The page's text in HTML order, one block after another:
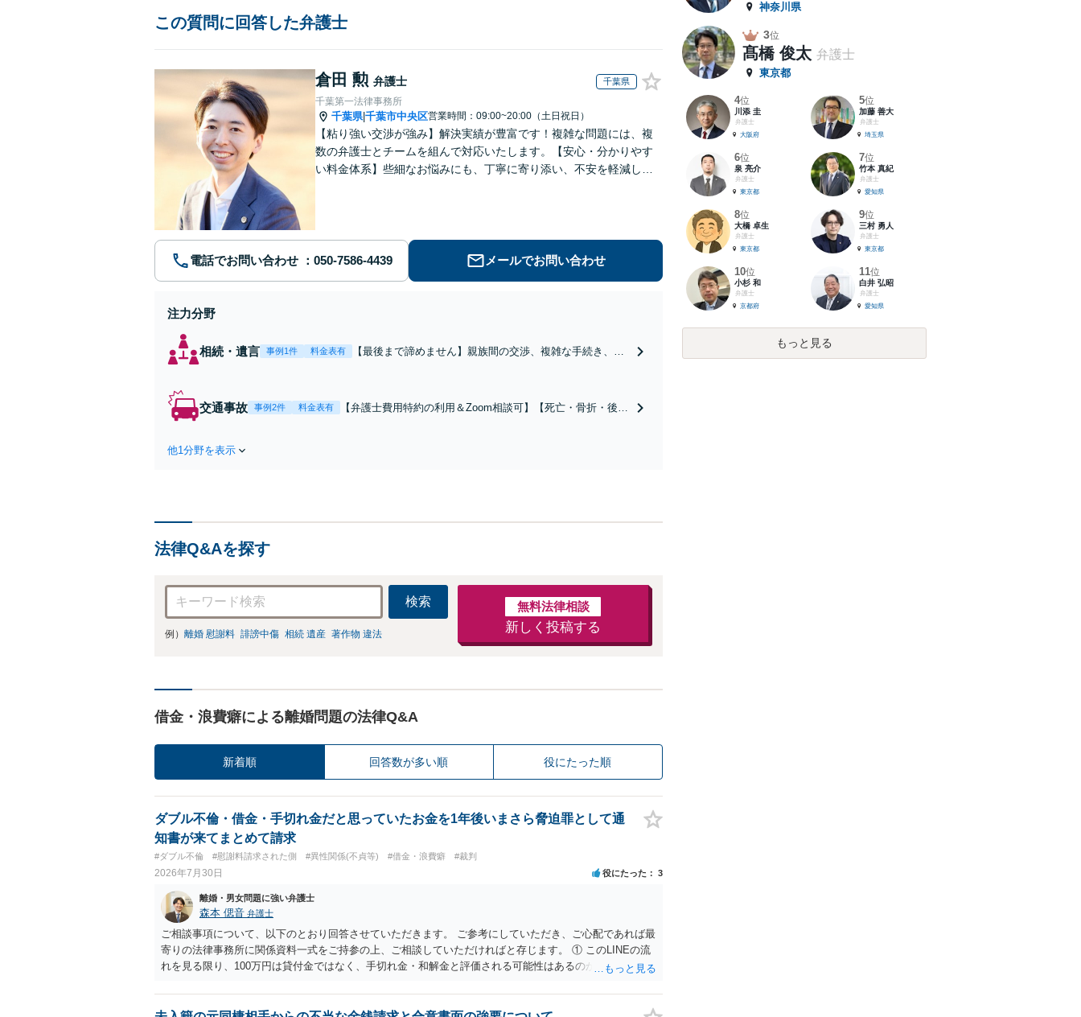
この質問に回答した弁護士
倉田 勲 弁護士 千葉県
千葉第一法律事務所
千葉県|千葉市中央区営業時間：09:00~20:00（土日祝日）
【粘り強い交渉が強み】解決実績が豊富です！複雑な問題には、複
数の弁護士とチームを組んで対応いたします。【安心・分かりやす
い料金体系】些細なお悩みにも、丁寧に寄り添い、不安を軽減しま
電話でお問い合わせ メールでお問い合わせ
注力分野
相続・遺言 事例1件 料金表有
【最後まで諦めません】親族間の交渉、複雑な手続き、全
能。【JR千葉駅近く】駐車場あり
交通事故 事例2件 料金表有
【弁護士費用特約の利用＆Zoom相談可】【死亡・骨折・後遺
他1分野を表示
法律Q&Aを探す
検索
例） 離婚 慰謝料 誹謗中傷 相続 遺産 著作物 違法
無料法律相談
新しく投稿する
借金・浪費癖による離婚問題の法律Q&A
新着順 回答数が多い順 役にたった順
ダブル不倫・借金・手切れ金だと思っていたお金を1年後いまさら脅迫罪として通
知書が来てまとめて請求
#ダブル不倫 #慰謝料請求された側 #異性関係(不貞等) #借金・浪費癖 #裁判
2026年7月30日 役にたった 3
離婚・男女問題に強い弁護士
森本 偲音 弁護士
ご相談事項について、以下のとおり回答させていただきます。 ご参考にしていただき、ご心配であれば最
寄りの法律事務所に関係資料一式をご持参の上、ご相談していただければと存じます。 ① このLINEの流
れを見る限り、100万円は貸付金ではなく、手切れ金・和解金と評価される可能性はあるのか ⇒LINEを含
金銭であったと評価される可能性はあると考えます。 ② 「今後一切関与しないなら100万円振り込む」と
いうLINEや誓約書は、裁判上どの程度証拠価値があるのか ⇒前後のやり取りや誓約書の具体的内容を見
神奈川県
3位
髙橋 俊太 弁護士
東京都
4位
川添 圭
弁護士
大阪府
5位
加藤 善大
弁護士
埼玉県
6位
泉 亮介
弁護士
東京都
7位
竹本 真紀
弁護士
愛知県
8位
大橋 卓生
弁護士
東京都
9位
三村 勇人
弁護士
東京都
10位
小杉 和
弁護士
京都府
11位
白井 弘昭
弁護士
愛知県
もっと見る